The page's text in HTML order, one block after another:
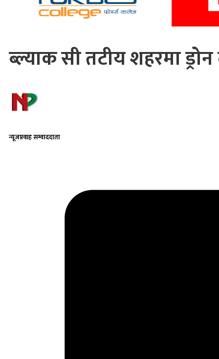
ब्ल्याक सी तटीय शहरमा ड्रोन
न्यूजप्रवाह सम्वाददाता